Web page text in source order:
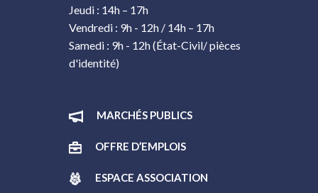
Jeudi : 14h – 17h
Vendredi : 9h - 12h / 14h – 17h
Samedi : 9h - 12h (État-Civil/ pièces
d'identité)
MARCHÉS PUBLICS
OFFRE D’EMPLOIS
ESPACE ASSOCIATION